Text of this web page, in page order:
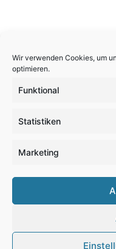
Wir verwenden Cookies, um
optimieren.
Funktional
Statistiken
Marketing
Copyright